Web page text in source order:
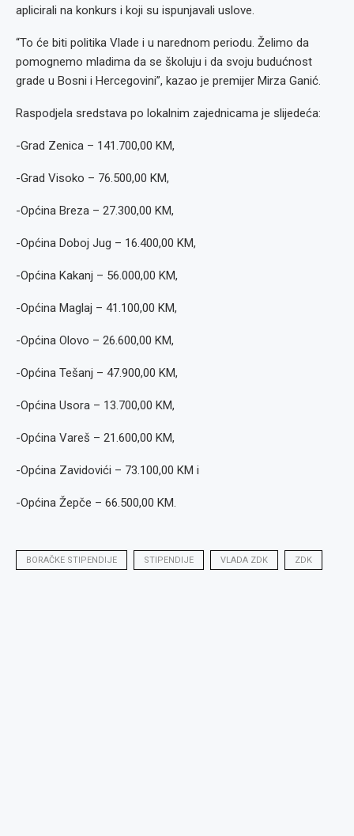
aplicirali na konkurs i koji su ispunjavali uslove.
“To će biti politika Vlade i u narednom periodu. Želimo da
pomognemo mladima da se školuju i da svoju budućnost
grade u Bosni i Hercegovini”, kazao je premijer Mirza Ganić.
Raspodjela sredstava po lokalnim zajednicama je slijedeća:
-Grad Zenica – 141.700,00 KM,
-Grad Visoko – 76.500,00 KM,
-Općina Breza – 27.300,00 KM,
-Općina Doboj Jug – 16.400,00 KM,
-Općina Kakanj – 56.000,00 KM,
-Općina Maglaj – 41.100,00 KM,
-Općina Olovo – 26.600,00 KM,
-Općina Tešanj – 47.900,00 KM,
-Općina Usora – 13.700,00 KM,
-Općina Vareš – 21.600,00 KM,
-Općina Zavidovići – 73.100,00 KM i
-Općina Žepče – 66.500,00 KM.
BORAČKE STIPENDIJE STIPENDIJE VLADA ZDK ZDK